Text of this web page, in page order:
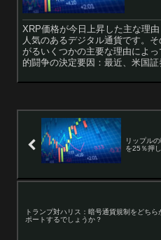
XRP価格が今日上昇した主な理
人気のあるデジタル通貨です。
がるいくつかの主要な理由によ
的闘争の決定要因：最近、米国
リップル
を25％押
トランプ対ハリス：暗号通貨規制をどちら
ポートするでしょうか？